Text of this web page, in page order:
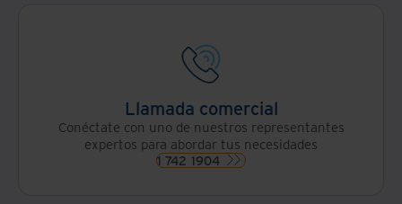
Llamada comercial
Conéctate con uno de nuestros representantes
expertos para abordar tus necesidades
1 742 1904